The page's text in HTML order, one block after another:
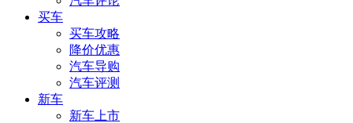
买车
买车攻略
降价优惠
汽车导购
汽车评测
新车
新车上市